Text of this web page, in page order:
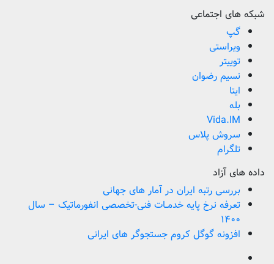
شبکه های اجتماعی
گپ
ویراستی
توییتر
نسیم رضوان
ایتا
بله
Vida.IM
سروش پلاس
تلگرام
داده های آزاد
بررسی رتبه ایران در آمار های جهانی
تعرفه نرخ پایه خدمــات فنی-تخصصی انفورماتیک – سال
۱۴۰۰
افزونه گوگل کروم جستجوگر های ایرانی